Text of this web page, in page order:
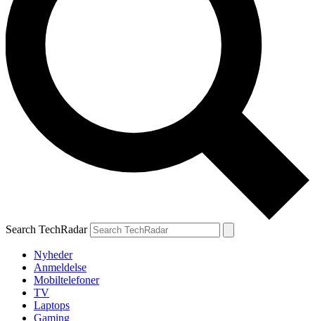
Search TechRadar
Nyheder
Anmeldelse
Mobiltelefoner
TV
Laptops
Gaming